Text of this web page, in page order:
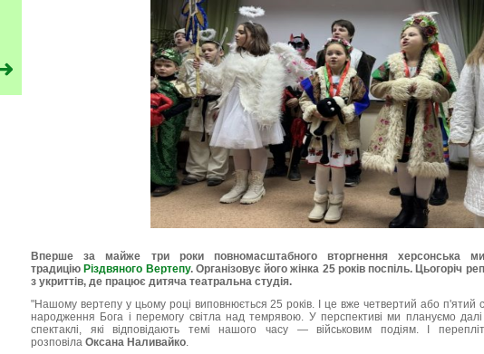
Вперше за майже три роки повномасштабного вторгнення херсонська
традицію Різдвяного Вертепу. Організовує його жінка 25 років поспіль. Цьогоріч
з укриттів, де працює дитяча театральна студія.
"Нашому вертепу у цьому році виповнюється 25 років. І це вже четвертий або п'ятий
народження Бога і перемогу світла над темрявою. У перспективі ми плануємо
спектаклі, які відповідають темі нашого часу — військовим подіям. І
розповіла Оксана Наливайко.